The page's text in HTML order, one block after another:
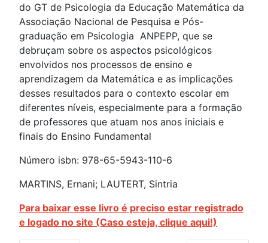
do GT de Psicologia da Educação Matemática da
Associação Nacional de Pesquisa e Pós-
graduação em Psicologia  ANPEPP, que se
debruçam sobre os aspectos psicológicos
envolvidos nos processos de ensino e
aprendizagem da Matemática e as implicações
desses resultados para o contexto escolar em
diferentes níveis, especialmente para a formação
de professores que atuam nos anos iniciais e
finais do Ensino Fundamental
Número isbn: 978-65-5943-110-6
MARTINS, Ernani; LAUTERT, Sintria
Para baixar esse livro é preciso estar registrado
e logado no site (Caso esteja, clique aqui!)